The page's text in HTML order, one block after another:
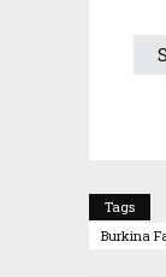
Tags
Burkina